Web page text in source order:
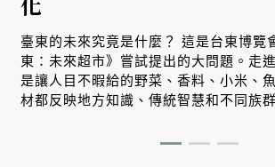
臺東的未來究竟是什麼？ 這是台東博覽
東：未來超市》嘗試提出的大問題。走
是讓人目不暇給的野菜、香料、小米、
材都反映地方知識、傳統智慧和不同族